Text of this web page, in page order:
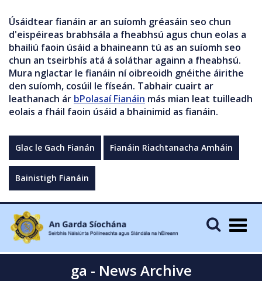
Úsáidtear fianáin ar an suíomh gréasáin seo chun
d'eispéireas brabhsála a fheabhsú agus chun eolas a
bhailiú faoin úsáid a bhaineann tú as an suíomh seo
chun an tseirbhís atá á soláthar againn a fheabhsú.
Mura nglactar le fianáin ní oibreoidh gnéithe áirithe
den suíomh, cosúil le físeán. Tabhair cuairt ar
leathanach ár bPolasaí Fianáin más mian leat tuilleadh
eolais a fháil faoin úsáid a bhainimid as fianáin.
Glac le Gach Fianán Fianáin Riachtanacha Amháin
Bainistigh Fianáin
ga - News Archive